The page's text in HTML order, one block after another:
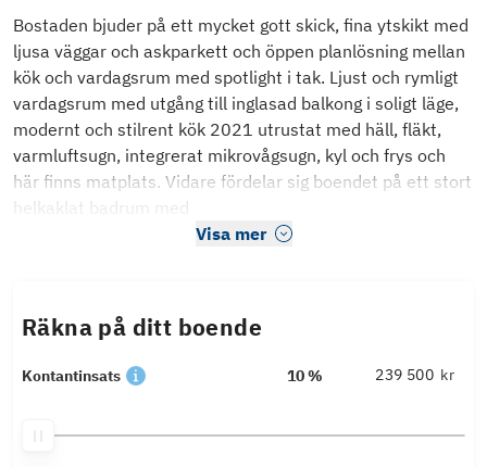
Bostaden bjuder på ett mycket gott skick, fina ytskikt med
ljusa väggar och askparkett och öppen planlösning mellan
kök och vardagsrum med spotlight i tak. Ljust och rymligt
vardagsrum med utgång till inglasad balkong i soligt läge,
modernt och stilrent kök 2021 utrustat med häll, fläkt,
varmluftsugn, integrerat mikrovågsugn, kyl och frys och
här finns matplats. Vidare fördelar sig boendet på ett stort
helkaklat badrum med
Visa mer
Räkna på ditt boende
Kontantinsats 10 % kr